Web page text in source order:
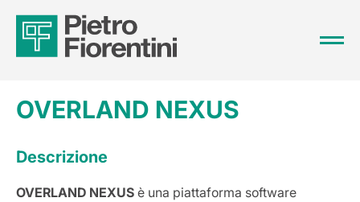
OVERLAND NEXUS
Descrizione
OVERLAND NEXUS è una piattaforma software